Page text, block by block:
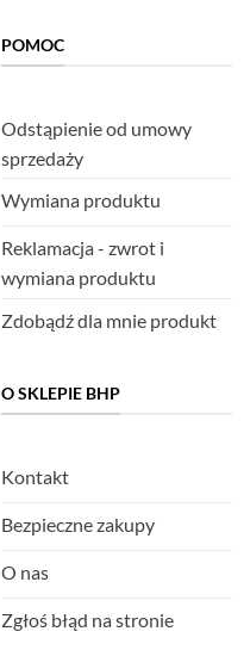
POMOC
Odstąpienie od umowy
sprzedaży
Wymiana produktu
Reklamacja - zwrot i
wymiana produktu
Zdobądź dla mnie produkt
O SKLEPIE BHP
Kontakt
Bezpieczne zakupy
O nas
Zgłoś błąd na stronie